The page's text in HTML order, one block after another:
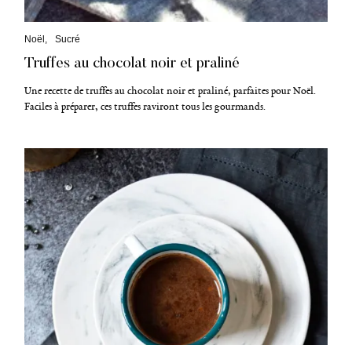
C
g
o
Noël Sucré
Truffes au chocolat noir et praliné
Une recette de truffes au chocolat noir et praliné, parfaites pour Noël.
Faciles à préparer, ces truffes raviront tous les gourmands.